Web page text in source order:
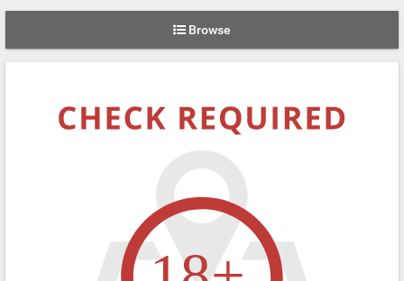
Browse